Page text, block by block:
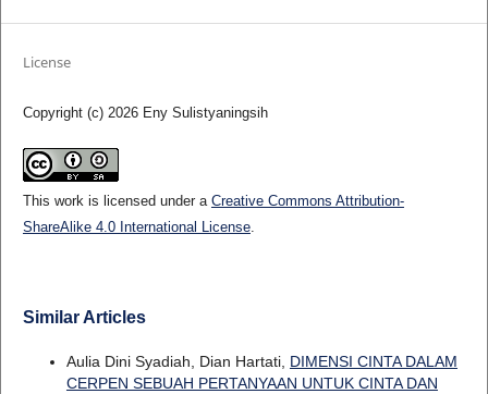
License
Copyright (c) 2026 Eny Sulistyaningsih
This work is licensed under a Creative Commons Attribution-
ShareAlike 4.0 International License.
Similar Articles
Aulia Dini Syadiah, Dian Hartati, DIMENSI CINTA DALAM
CERPEN SEBUAH PERTANYAAN UNTUK CINTA DAN